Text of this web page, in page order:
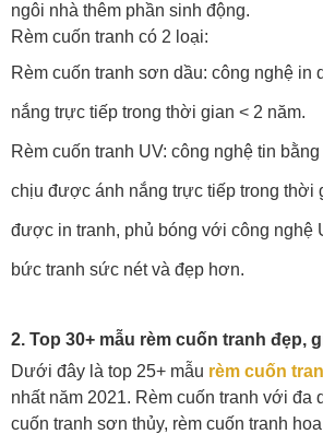
ngôi nhà thêm phần sinh động.
Rèm cuốn tranh có 2 loại:
Rèm cuốn tranh sơn dầu: công nghệ in
nắng trực tiếp trong thời gian < 2 năm.
Rèm cuốn tranh UV: công nghệ tin
chịu được ánh nắng trực tiếp trong thời
được in tranh, phủ bóng với công nghệ
bức tranh sức nét và đẹp hơn.
2. Top 30+ mẫu rèm cuốn tranh đẹp,
Dưới đây là top 25+ mẫu rèm cuốn
nhất năm 2021. Rèm cuốn tranh với đa
cuốn tranh sơn thủy, rèm cuốn tranh